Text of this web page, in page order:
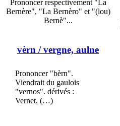
Prononcer respectivement "La
Bernère", "La Bernèro" et "(lou)
Bernè"...
vèrn / vergne, aulne
Prononcer "bèrn".
Viendrait du gaulois
"vernos". dérivés :
Vernet, (…)